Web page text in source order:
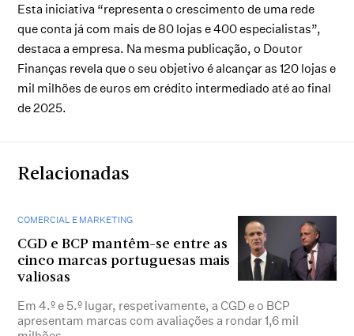
Esta iniciativa “representa o crescimento de uma rede
que conta já com mais de 80 lojas e 400 especialistas”,
destaca a empresa. Na mesma publicação, o Doutor
Finanças revela que o seu objetivo é alcançar as 120 lojas e
mil milhões de euros em crédito intermediado até ao final
de 2025.
Relacionadas
COMERCIAL E MARKETING
CGD e BCP mantêm-se entre as
cinco marcas portuguesas mais
valiosas
Em 4.º e 5.º lugar, respetivamente, a CGD e o BCP
apresentam marcas com avaliações a rondar 1,6 mil